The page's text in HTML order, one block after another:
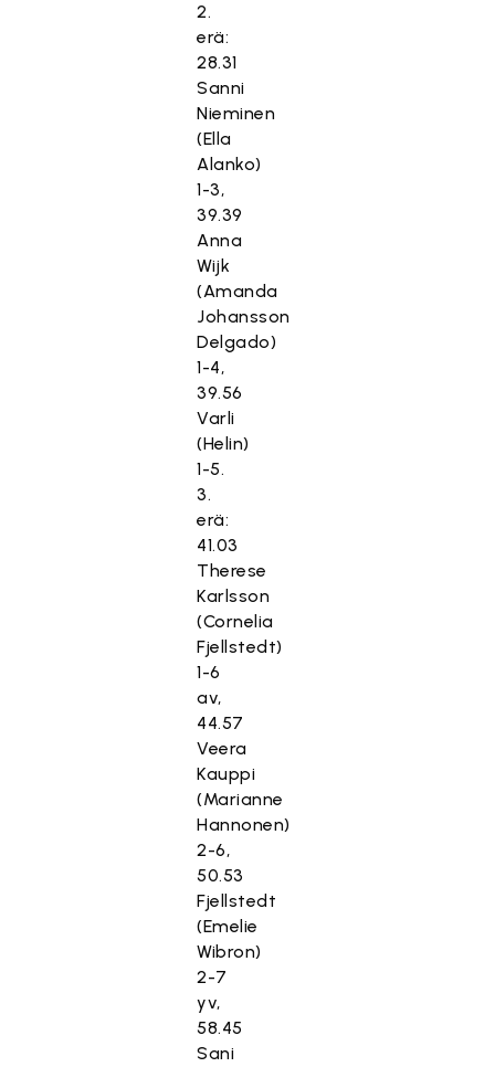
2.
erä:
28.31
Sanni
Nieminen
(Ella
Alanko)
1-3,
39.39
Anna
Wijk
(Amanda
Johansson
Delgado)
1-4,
39.56
Varli
(Helin)
1-5.
3.
erä:
41.03
Therese
Karlsson
(Cornelia
Fjellstedt)
1-6
av,
44.57
Veera
Kauppi
(Marianne
Hannonen)
2-6,
50.53
Fjellstedt
(Emelie
Wibron)
2-7
yv,
58.45
Sani